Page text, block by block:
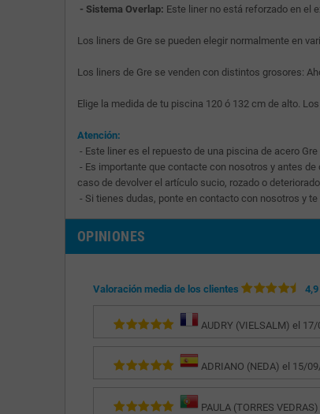
- Sistema Overlap: Este liner no está reforzado en el
Los liners de Gre se pueden elegir normalmente en
Los liners de Gre se venden con distintos grosores:
Elige la medida de tu piscina 120 ó 132 cm de alto.
Atención:
- Este liner es el repuesto de una piscina de acero Gre
- Es importante que contacte con nosotros y antes
caso de devolver el artículo sucio, rozado o
- Si tienes dudas, ponte en contacto con nosotros y
OPINIONES
Valoración media de los clientes
AUDRY (VIELSALM) el
ADRIANO (NEDA) el 15/
PAULA (TORRES